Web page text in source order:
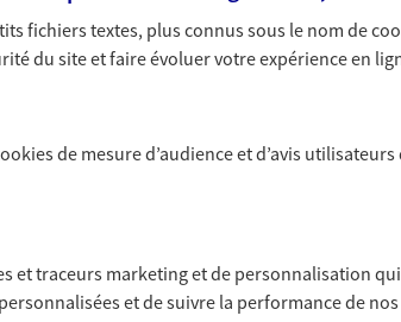
fichiers textes, plus connus sous le nom de
du site et faire évoluer votre expérience en
de mesure d’audience et d’avis
et traceurs marketing et de personnalisation
et de suivre la performance de